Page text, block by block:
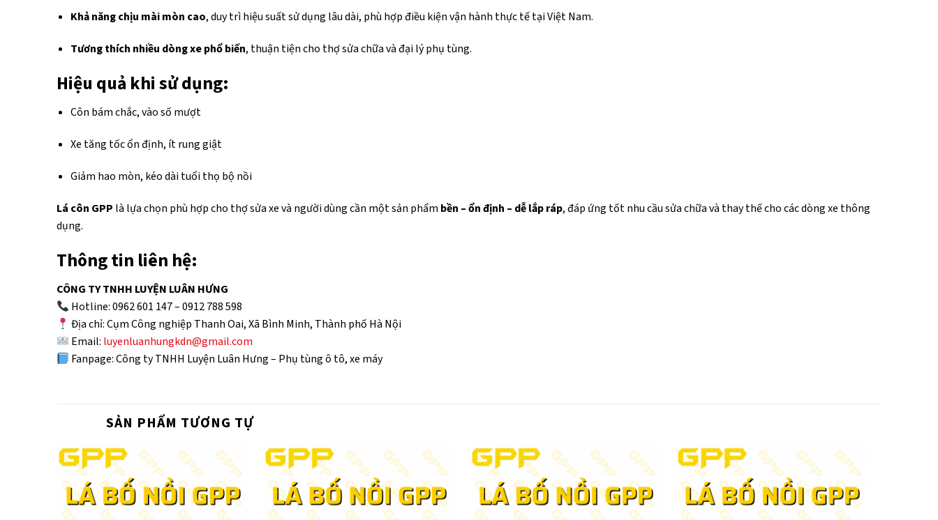
Khả năng chịu mài mòn cao, duy trì hiệu suất sử dụng lâu dài, phù hợp điều kiện vận hành thực tế tại Việt Nam.
Tương thích nhiều dòng xe phổ biến, thuận tiện cho thợ sửa chữa và đại lý phụ tùng.
Hiệu quả khi sử dụng:
Côn bám chắc, vào số mượt
Xe tăng tốc ổn định, ít rung giật
Giảm hao mòn, kéo dài tuổi thọ bộ nồi
Lá côn GPP là lựa chọn phù hợp cho thợ sửa xe và người dùng cần một sản phẩm bền – ổn định – dễ lắp ráp, đáp ứng tốt nhu cầu sửa chữa và thay thế cho các dòng xe thông
dụng.
Thông tin liên hệ:
CÔNG TY TNHH LUYỆN LUÂN HƯNG
Hotline: 0962 601 147 – 0912 788 598
Địa chỉ: Cụm Công nghiệp Thanh Oai, Xã Bình Minh, Thành phố Hà Nội
Email: luyenluanhungkdn@gmail.com
Fanpage: Công ty TNHH Luyện Luân Hưng – Phụ tùng ô tô, xe máy
SẢN PHẨM TƯƠNG TỰ